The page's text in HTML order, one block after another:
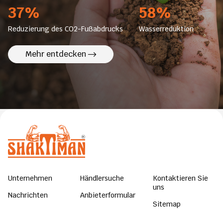
37%
Reduzierung des CO2-Fußabdrucks
58%
Wasserreduktion
Mehr entdecken
Unternehmen
Nachrichten
Händlersuche
Anbieterformular
Kontaktieren Sie
uns
Sitemap